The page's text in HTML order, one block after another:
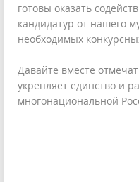
готовы оказать
кандидатур от нашего
необходимых
Давайте вместе
укрепляет единство и
многонациональной